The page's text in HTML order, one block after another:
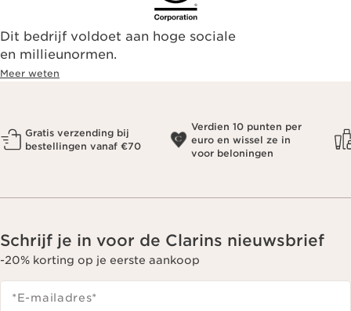
Dit bedrijf voldoet aan hoge sociale
en millieunormen.
Meer weten
Gratis verzending bij
bestellingen vanaf €70
Verdien 10 punten per
euro en wissel ze in
voor beloningen
Schrijf je in voor de Clarins nieuwsbrief
-20% korting op je eerste aankoop
*E-mailadres*